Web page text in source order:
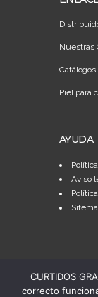
Nuestras
Piel para
AYUDA
Aviso
CURTIDOS
correcto